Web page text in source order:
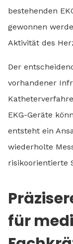
bestehenden
gewonnen
Aktivität des
Der
vorhandener
EKG-Geräte
entsteht ein
wiederholte
risikoorientierte
für